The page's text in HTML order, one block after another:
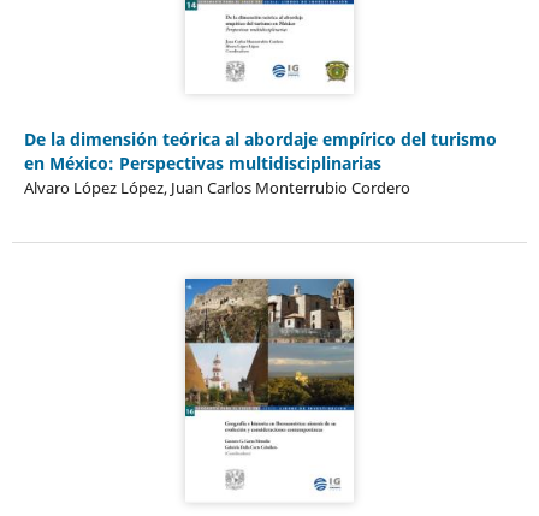
De la dimensión teórica al abordaje empírico del turismo
en México: Perspectivas multidisciplinarias
Alvaro López López, Juan Carlos Monterrubio Cordero